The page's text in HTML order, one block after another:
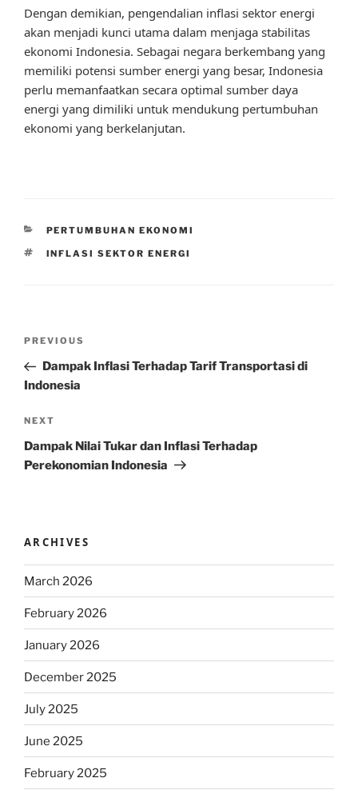
Dengan demikian, pengendalian inflasi sektor energi
akan menjadi kunci utama dalam menjaga stabilitas
ekonomi Indonesia. Sebagai negara berkembang yang
memiliki potensi sumber energi yang besar, Indonesia
perlu memanfaatkan secara optimal sumber daya
energi yang dimiliki untuk mendukung pertumbuhan
ekonomi yang berkelanjutan.
CATEGORIES
PERTUMBUHAN EKONOMI
TAGS
INFLASI SEKTOR ENERGI
Previous
Post
PREVIOUS
Dampak Inflasi Terhadap Tarif Transportasi di
Indonesia
Next
Post
NEXT
Dampak Nilai Tukar dan Inflasi Terhadap
Perekonomian Indonesia
ARCHIVES
March 2026
February 2026
January 2026
December 2025
July 2025
June 2025
February 2025